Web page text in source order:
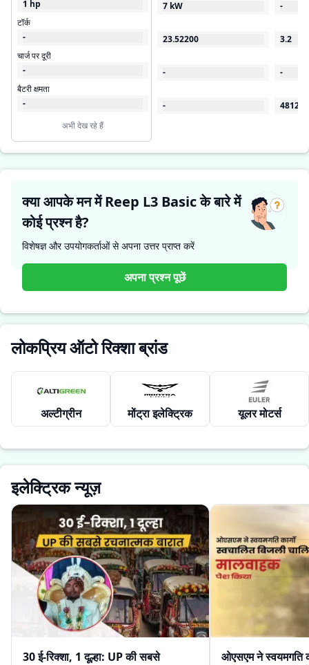
1 hp
टॉर्क
-
चार्ज पर दूरी
-
बैटरी क्षमता
-
अभी देख रहे हैं
7 kW
23.52200
-
-
-
3.2
-
48120
क्या आपके मन में Reep L3 Basic के बारे में
कोई प्रश्न है?
विशेषज्ञ और उपयोगकर्ताओं से अपना उत्तर प्राप्त करें
अपना प्रश्न पूछें
लोकप्रिय ऑटो रिक्शा ब्रांड
अल्टीग्रीन मोंट्रा इलेक्ट्रिक यूलर मोटर्स
इलेक्ट्रिक न्यूज़
30 ई-रिक्शा, 1 दूल्हा: UP की सबसे
ओएसएम ने स्वयमगति